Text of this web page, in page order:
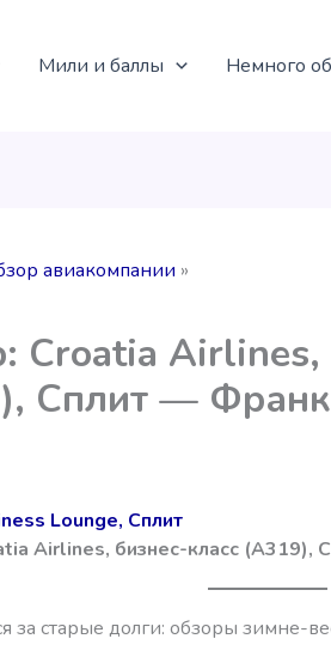
Мили и баллы Немного
авиакомпании
Croatia Airlines,
Сплит —
Lounge, Сплит
Airlines, бизнес-класс (A319),
за старые долги: обзоры зимне-